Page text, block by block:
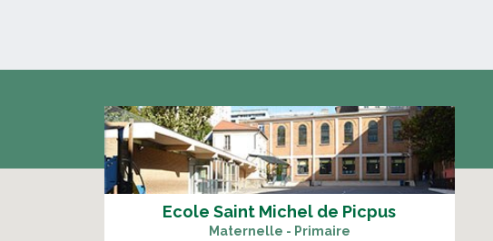
Ecole Saint Michel de Picpus
Maternelle - Primaire